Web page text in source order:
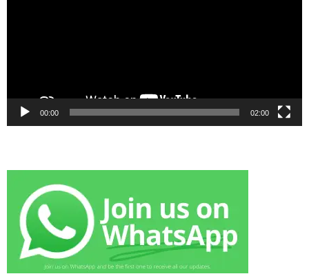
00:00 02:00